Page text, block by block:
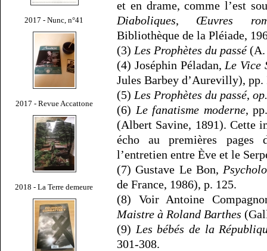
2017 - Nunc, n°41
2017 - Revue Accattone
2018 - La Terre demeure
et en drame, comme l’est
Diaboliques, Œuvres
Bibliothèque de la Pléiade,
(3) Les Prophètes du passé(A.
(4) Joséphin Péladan, Le Vice
Jules Barbey d’Aurevilly),
(5) Les Prophètes du passé,
(6) Le fanatisme moderne,
(Albert Savine, 1891). Cette
écho au premières pages
l’entretien entre Ève et le
(7) Gustave Le Bon,
de France, 1986), p. 125.
(8) Voir Antoine
Maistre à Roland Barthes
(9) Les bébés de la
301-308.